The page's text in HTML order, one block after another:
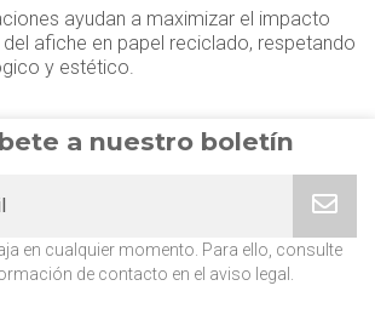
ayudan a maximizar el impacto
afiche en papel reciclado, respetando
y estético.
a nuestro boletín
en cualquier momento. Para ello, consulte
de contacto en el aviso legal.